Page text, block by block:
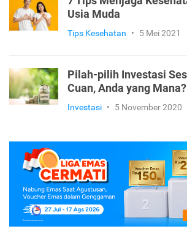
Usia Muda
Tips Kesehatan • 5 Mei 2021
Pilah-pilih Investasi
Cuan, Anda yang Mana?
Investasi • 5 November 2020